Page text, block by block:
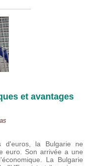
et avantages
d'euros, la Bulgarie ne
euro. Son arrivée a une
La Bulgarie